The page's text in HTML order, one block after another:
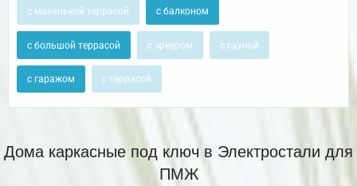
с маленькой террасой с балконом
с большой террасой с эркером с сауной
с гаражом с террасой
Дома каркасные под ключ в Электростали для
ПМЖ